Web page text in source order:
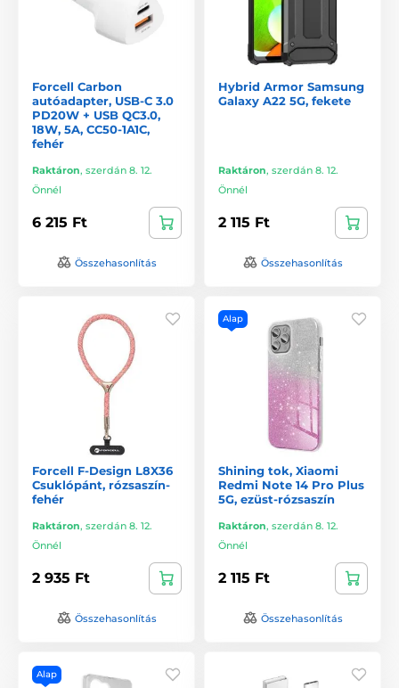
Forcell Carbon
autóadapter, USB-C 3.0
PD20W + USB QC3.0,
18W, 5A, CC50-1A1C,
fehér
Raktáron, szerdán 8. 12.
Önnél
6 215 Ft
Összehasonlítás
Hybrid Armor Samsung
Galaxy A22 5G, fekete
Raktáron, szerdán 8. 12.
Önnél
2 115 Ft
Összehasonlítás
Forcell F-Design L8X36
Csuklópánt, rózsaszín-
fehér
Raktáron, szerdán 8. 12.
Önnél
2 935 Ft
Összehasonlítás
Alap
Shining tok, Xiaomi
Redmi Note 14 Pro Plus
5G, ezüst-rózsaszín
Raktáron, szerdán 8. 12.
Önnél
2 115 Ft
Összehasonlítás
Alap